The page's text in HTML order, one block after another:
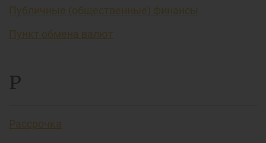
Публичные (общественные) финансы
Пункт обмена валют
Р
Рассрочка